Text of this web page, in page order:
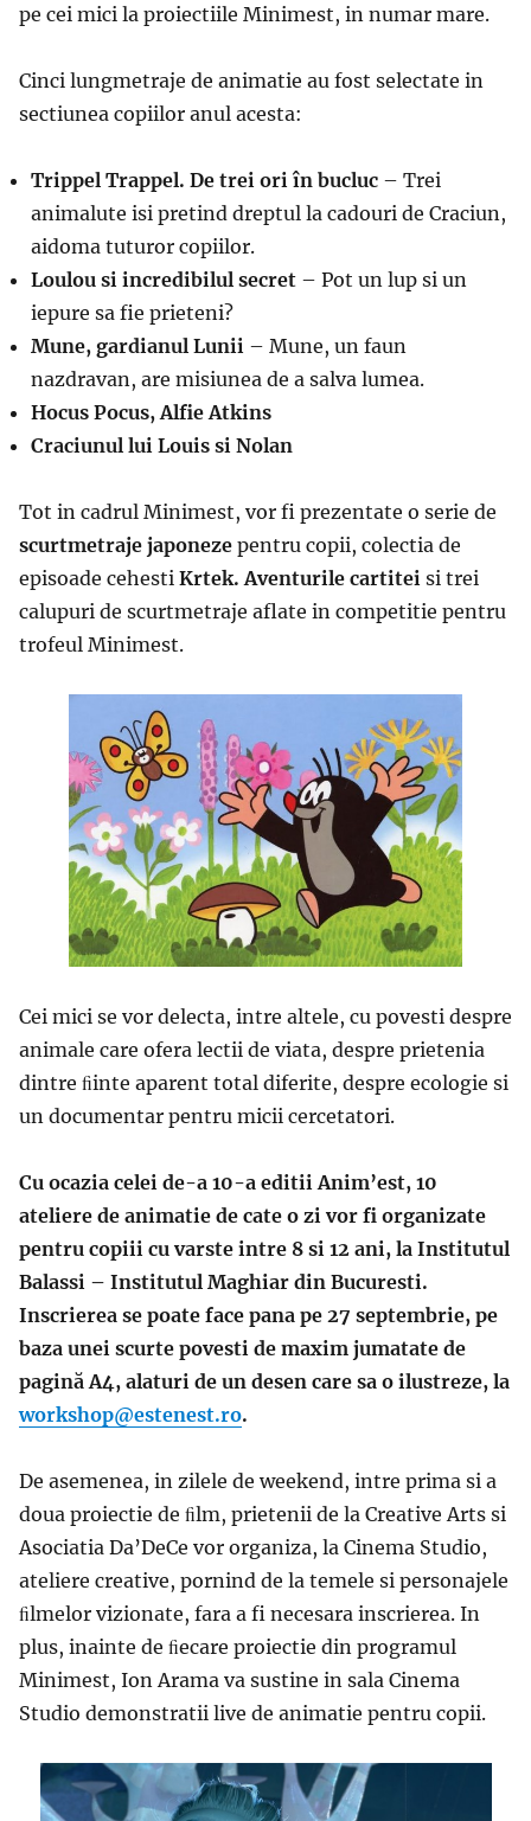
pe cei mici la proiectiile Minimest, in numar mare.
Cinci lungmetraje de animatie au fost selectate in
sectiunea copiilor anul acesta:
Trippel Trappel. De trei ori în bucluc – Trei
animalute isi pretind dreptul la cadouri de Craciun,
aidoma tuturor copiilor.
Loulou si incredibilul secret – Pot un lup si un
iepure sa fie prieteni?
Mune, gardianul Lunii – Mune, un faun
nazdravan, are misiunea de a salva lumea.
Hocus Pocus, Alfie Atkins
Craciunul lui Louis si Nolan
Tot in cadrul Minimest, vor fi prezentate o serie de
scurtmetraje japoneze pentru copii, colectia de
episoade cehesti Krtek. Aventurile cartitei si trei
calupuri de scurtmetraje aflate in competitie pentru
trofeul Minimest.
Cei mici se vor delecta, intre altele, cu povesti despre
animale care ofera lectii de viata, despre prietenia
dintre ﬁinte aparent total diferite, despre ecologie si
un documentar pentru micii cercetatori.
Cu ocazia celei de-a 10-a editii Anim’est, 10
ateliere de animatie de cate o zi vor fi organizate
pentru copiii cu varste intre 8 si 12 ani, la Institutul
Balassi – Institutul Maghiar din Bucuresti.
Inscrierea se poate face pana pe 27 septembrie, pe
baza unei scurte povesti de maxim jumatate de
pagină A4, alaturi de un desen care sa o ilustreze, la
workshop@estenest.ro.
De asemenea, in zilele de weekend, intre prima si a
doua proiectie de ﬁlm, prietenii de la Creative Arts si
Asociatia Da’DeCe vor organiza, la Cinema Studio,
ateliere creative, pornind de la temele si personajele
ﬁlmelor vizionate, fara a fi necesara inscrierea. In
plus, inainte de ﬁecare proiectie din programul
Minimest, Ion Arama va sustine in sala Cinema
Studio demonstratii live de animatie pentru copii.